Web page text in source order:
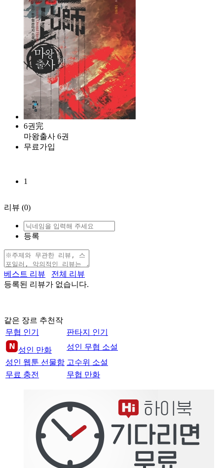
6권完
마왕출사 6권
무료가입
1
리뷰 (0)
등록
베스트 리뷰
전체 리뷰
등록된 리뷰가 없습니다.
같은 장르 추천작
무협 인기
판타지 인기
성인 만화
성인 무협 소설
성인 웹툰 선물함 고수위 소설
무료 충전
무협 만화